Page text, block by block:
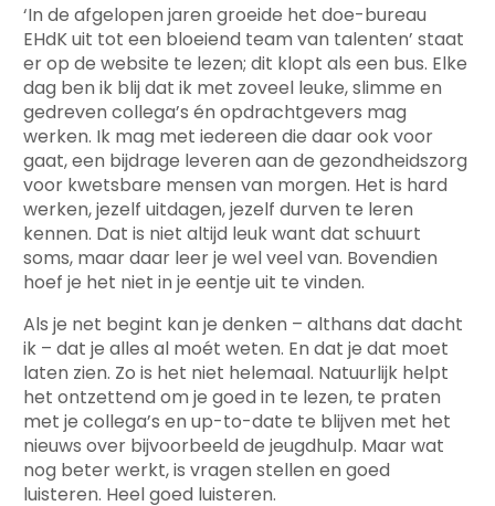
‘In de afgelopen jaren groeide het doe-bureau
EHdK uit tot een bloeiend team van talenten’ staat
er op de website te lezen; dit klopt als een bus. Elke
dag ben ik blij dat ik met zoveel leuke, slimme en
gedreven collega’s én opdrachtgevers mag
werken. Ik mag met iedereen die daar ook voor
gaat, een bijdrage leveren aan de gezondheidszorg
voor kwetsbare mensen van morgen. Het is hard
werken, jezelf uitdagen, jezelf durven te leren
kennen. Dat is niet altijd leuk want dat schuurt
soms, maar daar leer je wel veel van. Bovendien
hoef je het niet in je eentje uit te vinden.
Als je net begint kan je denken – althans dat dacht
ik – dat je alles al moét weten. En dat je dat moet
laten zien. Zo is het niet helemaal. Natuurlijk helpt
het ontzettend om je goed in te lezen, te praten
met je collega’s en up-to-date te blijven met het
nieuws over bijvoorbeeld de jeugdhulp. Maar wat
nog beter werkt, is vragen stellen en goed
luisteren. Heel goed luisteren.